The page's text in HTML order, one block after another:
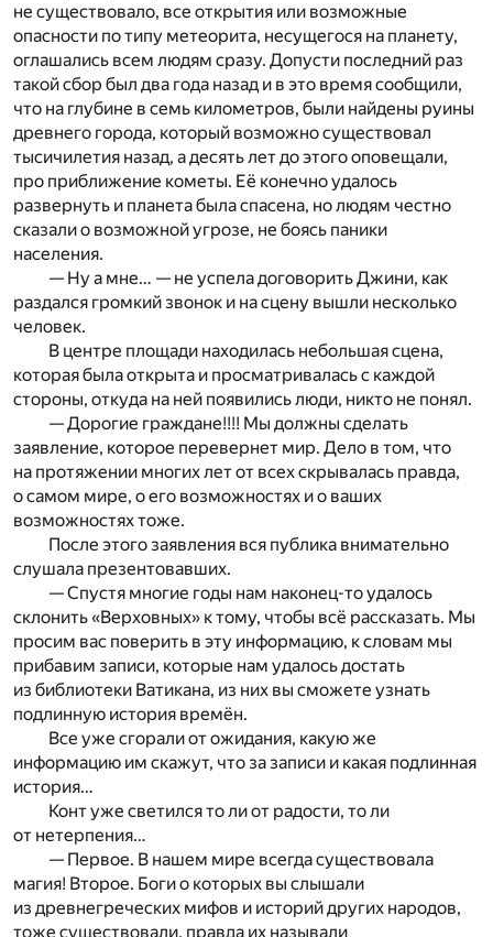
не существовало, все открытия или возможные
опасности по типу метеорита, несущегося на планету,
оглашались всем людям сразу. Допусти последний раз
такой сбор был два года назад и в это время сообщили,
что на глубине в семь километров, были найдены руины
древнего города, который возможно существовал
тысичилетия назад, а десять лет до этого оповещали,
про приближение кометы. Её конечно удалось
развернуть и планета была спасена, но людям честно
сказали о возможной угрозе, не боясь паники
населения.
— Ну а мне… — не успела договорить Джини, как
раздался громкий звонок и на сцену вышли несколько
человек.
В центре площади находилась небольшая сцена,
которая была открыта и просматривалась с каждой
стороны, откуда на ней появились люди, никто не понял.
— Дорогие граждане!!!! Мы должны сделать
заявление, которое перевернет мир. Дело в том, что
на протяжении многих лет от всех скрывалась правда,
о самом мире, о его возможностях и о ваших
возможностях тоже.
После этого заявления вся публика внимательно
слушала презентовавших.
— Спустя многие годы нам наконец-то удалось
склонить «Верховных» к тому, чтобы всё рассказать. Мы
просим вас поверить в эту информацию, к словам мы
прибавим записи, которые нам удалось достать
из библиотеки Ватикана, из них вы сможете узнать
подлинную история времён.
Все уже сгорали от ожидания, какую же
информацию им скажут, что за записи и какая подлинная
история…
Конт уже светился то ли от радости, то ли
от нетерпения…
— Первое. В нашем мире всегда существовала
магия! Второе. Боги о которых вы слышали
из древнегреческих мифов и историй других народов,
тоже существовали, правда их называли